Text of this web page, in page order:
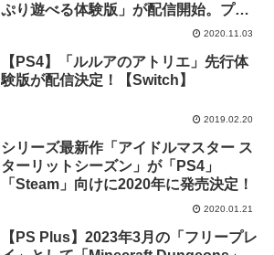
ぷり遊べる体験版」が配信開始。プレ
2020.11.03
【PS4】「ルルアのアトリエ」先行体
験版が配信決定！【Switch】
2019.02.20
シリーズ最新作「アイドルマスター ス
ターリットシーズン」が「PS4」
「Steam」向けに2020年に発売決定！
2020.01.21
【PS Plus】2023年3月の「フリープレ